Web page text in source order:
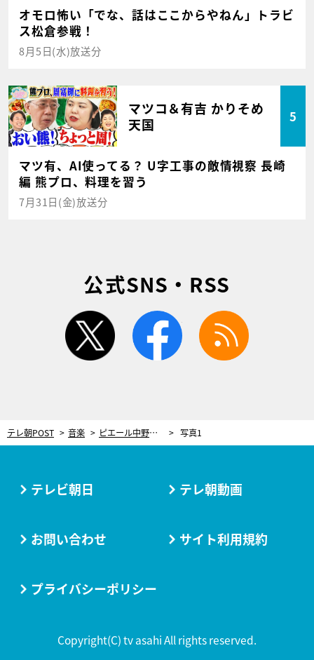
オモロ怖い「でな、話はここからやねん」トラビ
ス松倉参戦！
8月5日(水)放送分
マツコ＆有吉 かりそめ
天国
5
マツ有、AI使ってる？ U字工事の敵情視察 長崎
編 熊プロ、料理を習う
7月31日(金)放送分
公式SNS・RSS
twitter facebook
テレ朝POST 音楽 ピエール中野、“日本で1番スゴいドラマー”を実名告白！「華やかなのに1拍目の説得力がずっとある」 写真1
テレビ朝日 テレ朝動画
お問い合わせ サイト利用規約
プライバシーポリシー
Copyright(C) tv asahi All rights reserved.